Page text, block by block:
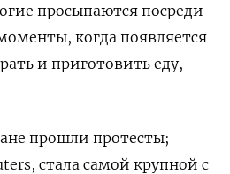
просыпаются посреди
когда появляется
и приготовить еду,
прошли протесты;
стала самой крупной с